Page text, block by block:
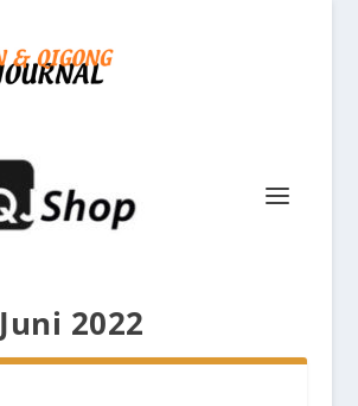
Juni 2022